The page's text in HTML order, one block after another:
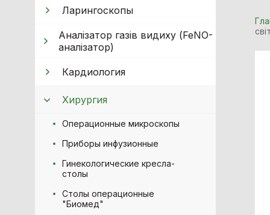
Ларингоскопы
Аналізатор газів видиху (FeNO-
аналізатор)
Кардиология
Хирургия
Операционные микроскопы
Приборы инфузионные
Гинекологические кресла-
столы
Столы операционные
"Биомед"